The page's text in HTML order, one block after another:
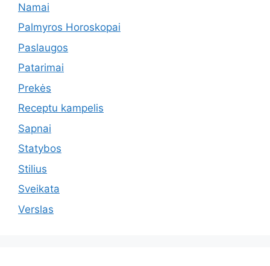
Namai
Palmyros Horoskopai
Paslaugos
Patarimai
Prekės
Receptu kampelis
Sapnai
Statybos
Stilius
Sveikata
Verslas